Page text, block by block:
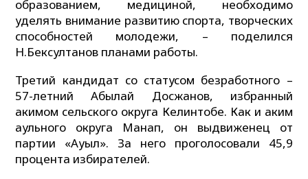
образованием, медициной, необходимо
уделять внимание развитию спорта, творческих
способностей молодежи, – поделился
Н.Бексултанов планами работы.
Третий кандидат со статусом безработного –
57-летний Абылай Досжанов, избранный
акимом сельского округа Келинтобе. Как и аким
аульного округа Манап, он выдвиженец от
партии «Ауыл». За него проголосовали 45,9
процента избирателей.